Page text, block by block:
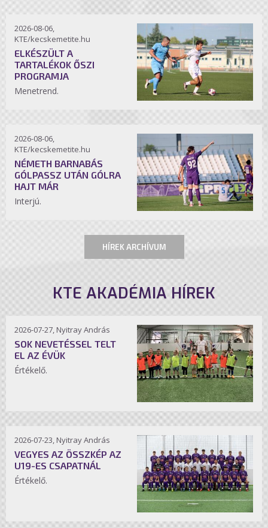
2026-08-06,
KTE/kecskemetite.hu
ELKÉSZÜLT A
TARTALÉKOK ŐSZI
PROGRAMJA
Menetrend.
2026-08-06,
KTE/kecskemetite.hu
NÉMETH BARNABÁS
GÓLPASSZ UTÁN GÓLRA
HAJT MÁR
Interjú.
HÍREK ARCHÍVUM
KTE AKADÉMIA HÍREK
2026-07-27, Nyitray András
SOK NEVETÉSSEL TELT
EL AZ ÉVÜK
Értékelő.
2026-07-23, Nyitray András
VEGYES AZ ÖSSZKÉP AZ
U19-ES CSAPATNÁL
Értékelő.